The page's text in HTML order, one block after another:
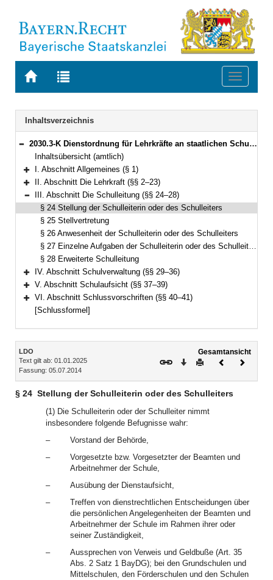
Zur
BAYERN.RECHT
Zur
letzten
Suche
Toggle
Navigation
Inhaltsverzeichnis
Bereich reduzieren
2030.3-K Dienstordnung für Lehrkräfte an staatlichen Schulen in Bayern (Lehrerdienstordnung – LDO) Bekanntmachung des Bayerischen Staatsministeriums für Bildung und Kultus, Wissenschaft und Kunst vom 5. Juli 2014, Az. II.5-5 P 4011.1-6b.52 562 (KWMBl. S. 112) (§§ 1–41)
Inhaltsübersicht (amtlich)
Bereich erweitern
I. Abschnitt Allgemeines (§ 1)
Bereich erweitern
II. Abschnitt Die Lehrkraft (§§ 2–23)
Bereich reduzieren
III. Abschnitt Die Schulleitung (§§ 24–28)
§ 24 Stellung der Schulleiterin oder des Schulleiters
§ 25 Stellvertretung
§ 26 Anwesenheit der Schulleiterin oder des Schulleiters
§ 27 Einzelne Aufgaben der Schulleiterin oder des Schulleiters
§ 28 Erweiterte Schulleitung
Bereich erweitern
IV. Abschnitt Schulverwaltung (§§ 29–36)
Bereich erweitern
V. Abschnitt Schulaufsicht (§§ 37–39)
Bereich erweitern
VI. Abschnitt Schlussvorschriften (§§ 40–41)
[Schlussformel]
Inhalt
LDO
Text gilt ab: 01.01.2025
Fassung: 05.07.2014
Gesamtansicht
Download
DruckenVorheriges
§ 24 Stellung der Schulleiterin oder des Schulleiters
(1) Die Schulleiterin oder der Schulleiter nimmt
insbesondere folgende Befugnisse wahr:
–
Vorstand der Behörde,
–
Vorgesetzte bzw. Vorgesetzter der Beamten und
Arbeitnehmer der Schule,
–
Ausübung der Dienstaufsicht,
–
Treffen von dienstrechtlichen Entscheidungen über
die persönlichen Angelegenheiten der Beamten und
Arbeitnehmer der Schule im Rahmen ihrer oder
seiner Zuständigkeit,
–
Aussprechen von Verweis und Geldbuße (Art. 35
Abs. 2 Satz 1 BayDG); bei den Grundschulen und
Mittelschulen, den Förderschulen und den Schulen